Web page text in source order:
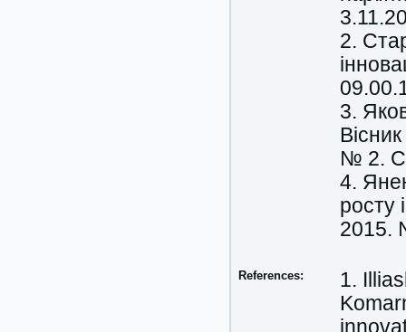
2.
3.
№ 2.
4.
росту
2015.
References:
1.